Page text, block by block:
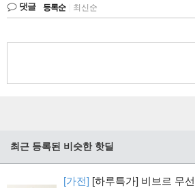
댓글 등록순 최신순
최근 등록된 비슷한 핫딜
[가전] [하루특가] 비브르 무